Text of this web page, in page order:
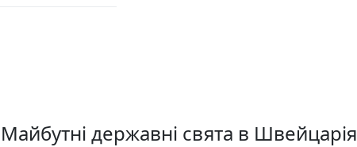
Майбутні державні свята в Швейцарія